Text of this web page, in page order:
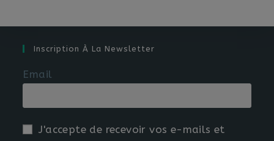
Inscription À La Newsletter
Email
J'accepte de recevoir vos e-mails et